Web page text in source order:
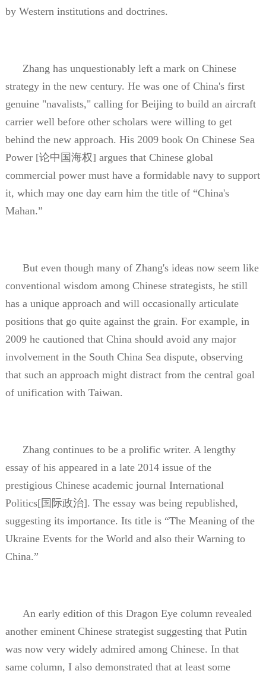
by Western institutions and doctrines.
Zhang has unquestionably left a mark on Chinese
strategy in the new century. He was one of China's first
genuine "navalists," calling for Beijing to build an aircraft
carrier well before other scholars were willing to get
behind the new approach. His 2009 book On Chinese Sea
Power [论中国海权] argues that Chinese global
commercial power must have a formidable navy to support
it, which may one day earn him the title of “China's
Mahan.”
But even though many of Zhang's ideas now seem like
conventional wisdom among Chinese strategists, he still
has a unique approach and will occasionally articulate
positions that go quite against the grain. For example, in
2009 he cautioned that China should avoid any major
involvement in the South China Sea dispute, observing
that such an approach might distract from the central goal
of unification with Taiwan.
Zhang continues to be a prolific writer. A lengthy
essay of his appeared in a late 2014 issue of the
prestigious Chinese academic journal International
Politics[国际政治]. The essay was being republished,
suggesting its importance. Its title is “The Meaning of the
Ukraine Events for the World and also their Warning to
China.”
An early edition of this Dragon Eye column revealed
another eminent Chinese strategist suggesting that Putin
was now very widely admired among Chinese. In that
same column, I also demonstrated that at least some